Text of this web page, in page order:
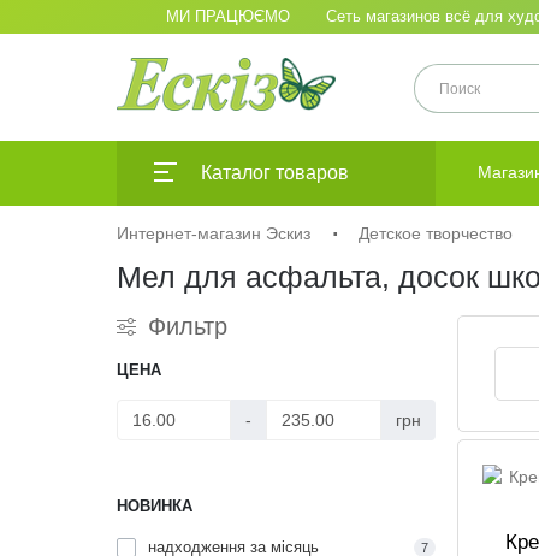
МИ ПРАЦЮЄМО Сеть магазинов всё для
Каталог товаров
Интернет-магазин Эскиз Детское творчество
Мел для асфальта, досок
Фильтр
ЦЕНА
- грн
НОВИНКА
надходження за місяць 7